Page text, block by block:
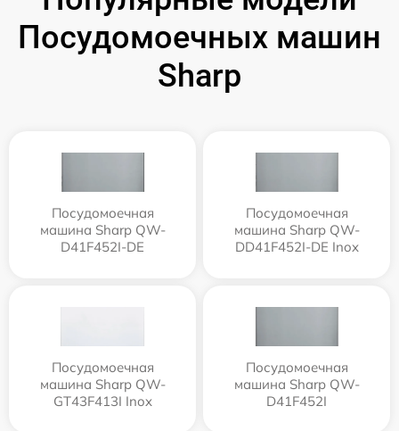
Посудомоечных машин
Sharp
Посудомоечная
машина Sharp QW-
D41F452I-DE
Посудомоечная
машина Sharp QW-
DD41F452I-DE Inox
Посудомоечная
машина Sharp QW-
GT43F413I Inox
Посудомоечная
машина Sharp QW-
D41F452I